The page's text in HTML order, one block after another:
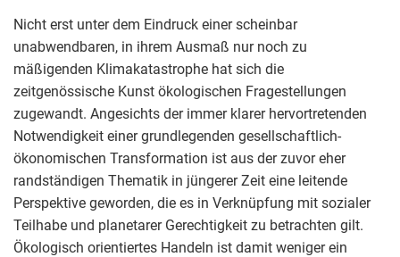
Nicht erst unter dem Eindruck einer scheinbar
unabwendbaren, in ihrem Ausmaß nur noch zu
mäßigenden Klimakatastrophe hat sich die
zeitgenössische Kunst ökologischen Fragestellungen
zugewandt. Angesichts der immer klarer hervortretenden
Notwendigkeit einer grundlegenden gesellschaftlich-
ökonomischen Transformation ist aus der zuvor eher
randständigen Thematik in jüngerer Zeit eine leitende
Perspektive geworden, die es in Verknüpfung mit sozialer
Teilhabe und planetarer Gerechtigkeit zu betrachten gilt.
Ökologisch orientiertes Handeln ist damit weniger ein